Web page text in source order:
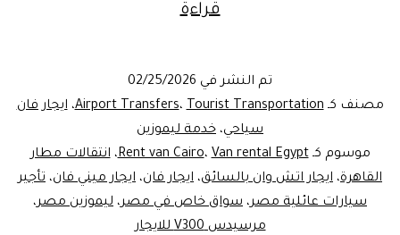
قراءةVan
Egypt
with
Driver
|
ايجار
فان
تم النشر في 02/25/2026
مصنف كـ
Airport Transfers،Tourist Transportation ،ايجار فان
سياحي، خدمة ليموزين
موسوم كـ
Rent van Cairo،Van rental Egypt ،انتقالات مطار
القاهرة، ايجار اتش وان بالسائق، ايجار فان، ايجار ميني فان، تأجير
سيارات عائلية مصر، سواق خاص في مصر، ليموزين مصر،
مرسيدس V300 للايجار